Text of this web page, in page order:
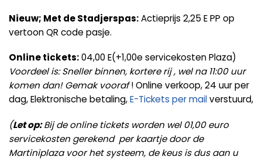
Nieuw; Met de Stadjerspas:Actieprijs 2,25 E PP op
vertoon QR code pasje.
Online tickets:04,00 E(+1,00e servicekosten Plaza)
Voordeel is: Sneller binnen, kortere rij , wel na 11:00 uur
komen dan! Gemak vooraf! Online verkoop, 24 uur per
dag, Elektronische betaling,E-Tickets per mailverstuurd,
(Let op:Bij de online tickets worden wel 01,00 euro
servicekosten gerekend per kaartje door de
Martiniplaza voor het systeem, de keus is dus aan u